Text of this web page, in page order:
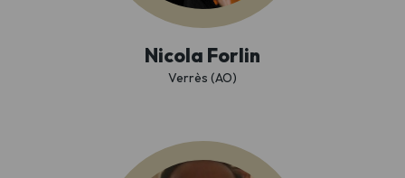
Nicola Forlin
Verrès (AO)